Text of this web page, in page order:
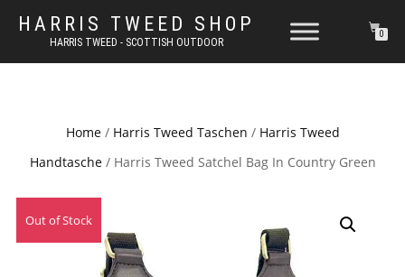
HARRIS TWEED SHOP
HARRIS TWEED - SCOTTISH OUTDOOR
0
Home/ Harris Tweed Taschen / Harris Tweed
Handtasche/ Harris Tweed Satchel Bag In Country Green
Out of Stock